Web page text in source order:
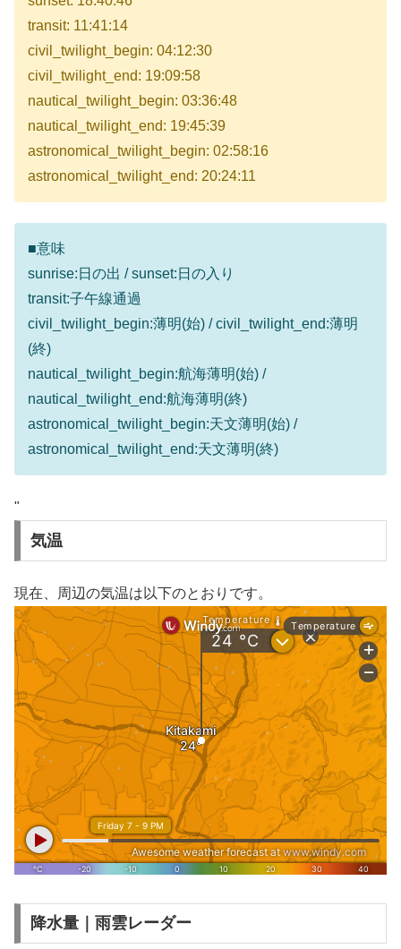
transit: 11:41:14
civil_twilight_begin: 04:12:30
civil_twilight_end: 19:09:58
nautical_twilight_begin: 03:36:48
nautical_twilight_end: 19:45:39
astronomical_twilight_begin: 02:58:16
astronomical_twilight_end: 20:24:11
■意味
sunrise:日の出 / sunset:日の入り
transit:子午線通過
civil_twilight_begin:薄明(始) / civil_twilight_end:薄明
(終)
nautical_twilight_begin:航海薄明(始) /
nautical_twilight_end:航海薄明(終)
astronomical_twilight_begin:天文薄明(始) /
astronomical_twilight_end:天文薄明(終)
"
気温
現在、周辺の気温は以下のとおりです。
降水量｜雨雲レーダー